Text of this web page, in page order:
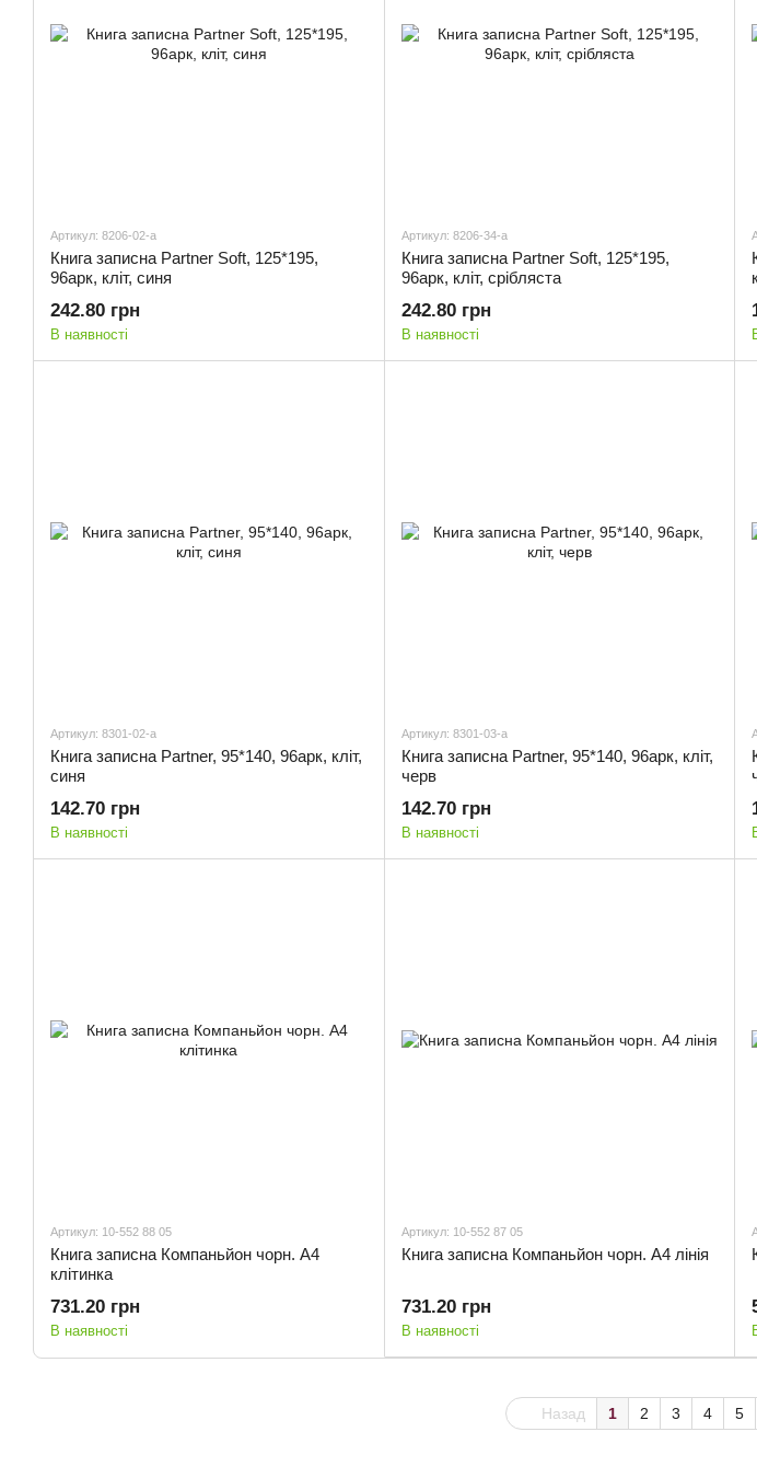
Артикул: 8206-02-a
Книга записна Partner Soft, 125*195,
96арк, кліт, синя
242.80 грн
В наявності
Артикул: 8206-34-a
Книга записна Partner Soft, 125*195,
96арк, кліт, срібляста
242.80 грн
В наявності
Артикул: 8301-02-a
Книга записна Partner, 95*140, 96арк, кліт,
синя
142.70 грн
В наявності
Артикул: 8301-03-a
Книга записна Partner, 95*140, 96арк, кліт,
черв
142.70 грн
В наявності
Артикул: 10-552 88 05
Книга записна Компаньйон чорн. А4
клітинка
731.20 грн
В наявності
Артикул: 10-552 87 05
Книга записна Компаньйон чорн. А4 лінія
731.20 грн
В наявності
Назад 1 2 3 4 5